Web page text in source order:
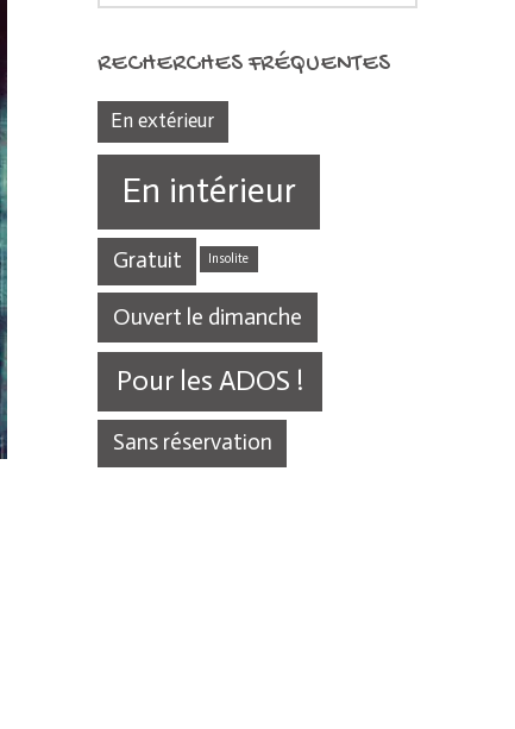
RECHERCHES FRÉQUENTES
En extérieur
En intérieur
Gratuit Insolite
Ouvert le dimanche
Pour les ADOS !
Sans réservation